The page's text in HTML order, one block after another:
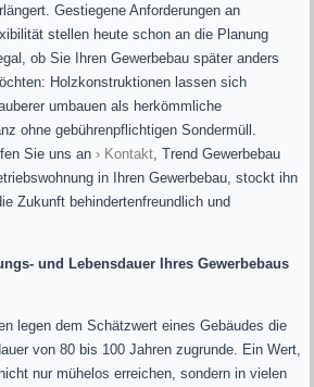
Gestiegene Anforderungen an
stellen heute schon an die Planung
ob Sie Ihren Gewerbebau später anders
Holzkonstruktionen lassen sich
umbauen als herkömmliche
ohne gebührenpflichtigen Sondermüll.
Sie uns an› Kontakt , Trend Gewerbebau
in Ihren Gewerbebau, stockt ihn
Zukunft behindertenfreundlich und
und Lebensdauer Ihres Gewerbebaus
legen dem Schätzwert eines Gebäudes die
von 80 bis 100 Jahren zugrunde. Ein Wert,
nur mühelos erreichen, sondern in vielen